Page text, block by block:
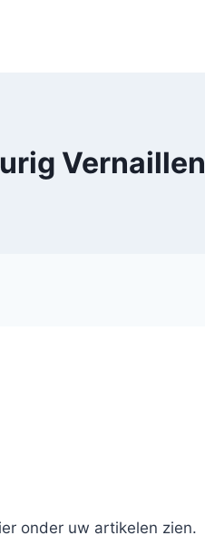
Vernaillen
onder uw artikelen zien.